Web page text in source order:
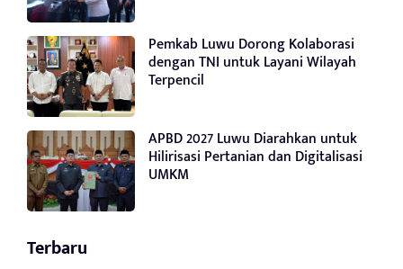
Pemkab Luwu Dorong Kolaborasi
dengan TNI untuk Layani Wilayah
Terpencil
APBD 2027 Luwu Diarahkan untuk
Hilirisasi Pertanian dan Digitalisasi
UMKM
Terbaru